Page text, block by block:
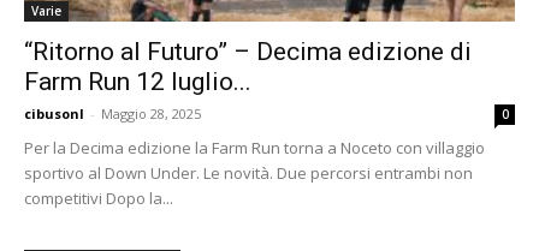
Varie
“Ritorno al Futuro” – Decima edizione di
Farm Run 12 luglio...
cibusonl - Maggio 28, 2025 0
Per la Decima edizione la Farm Run torna a Noceto con villaggio
sportivo al Down Under. Le novità. Due percorsi entrambi non
competitivi Dopo la...